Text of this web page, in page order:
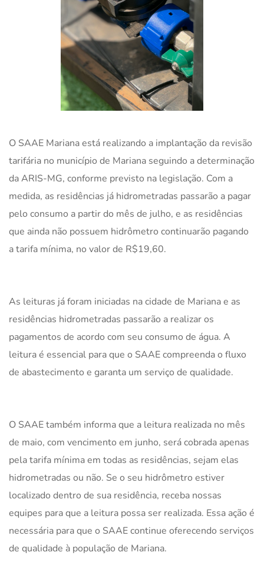
O SAAE Mariana está realizando a implantação da revisão
tarifária no município de Mariana seguindo a determinação
da ARIS-MG, conforme previsto na legislação. Com a
medida, as residências já hidrometradas passarão a pagar
pelo consumo a partir do mês de julho, e as residências
que ainda não possuem hidrômetro continuarão pagando
a tarifa mínima, no valor de R$19,60.
As leituras já foram iniciadas na cidade de Mariana e as
residências hidrometradas passarão a realizar os
pagamentos de acordo com seu consumo de água. A
leitura é essencial para que o SAAE compreenda o fluxo
de abastecimento e garanta um serviço de qualidade.
O SAAE também informa que a leitura realizada no mês
de maio, com vencimento em junho, será cobrada apenas
pela tarifa mínima em todas as residências, sejam elas
hidrometradas ou não. Se o seu hidrômetro estiver
localizado dentro de sua residência, receba nossas
equipes para que a leitura possa ser realizada. Essa ação é
necessária para que o SAAE continue oferecendo serviços
de qualidade à população de Mariana.